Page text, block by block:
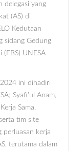
delegasi yang
(AS) di
Kedutaan
sidang Gedung
(FBS) UNESA
ini dihadiri
Syafi’ul Anam,
Sama,
tim site
perluasan kerja
terutama dalam